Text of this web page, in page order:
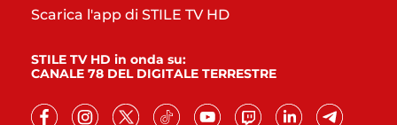
Scarica l'app di STILE TV HD
STILE TV HD in onda su:
CANALE 78 DEL DIGITALE TERRESTRE